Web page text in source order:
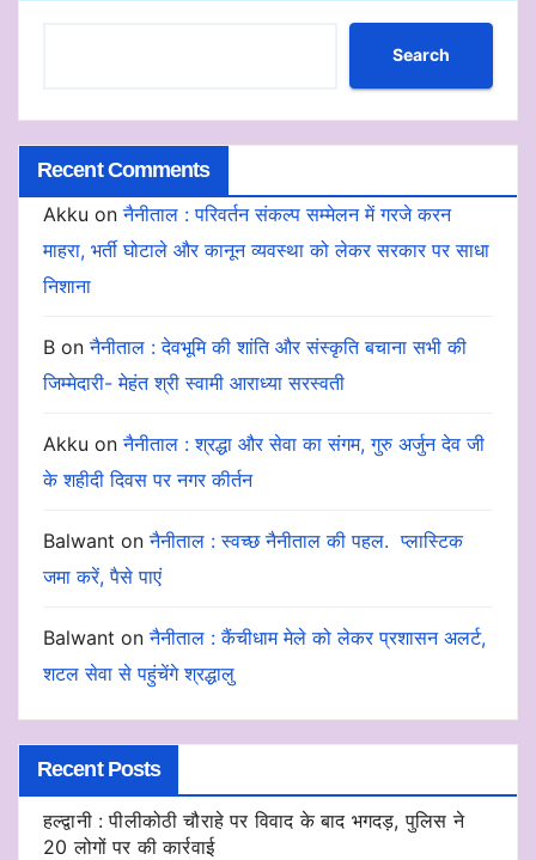
Search
Recent Comments
Akku onनैनीताल : परिवर्तन संकल्प सम्मेलन में गरजे करन
माहरा, भर्ती घोटाले और कानून व्यवस्था को लेकर सरकार पर साधा
निशाना
B onनैनीताल : देवभूमि की शांति और संस्कृति बचाना सभी की
जिम्मेदारी- मेहंत श्री स्वामी आराध्या सरस्वती
Akku onनैनीताल : श्रद्धा और सेवा का संगम, गुरु अर्जुन देव जी
के शहीदी दिवस पर नगर कीर्तन
Balwant onनैनीताल : स्वच्छ नैनीताल की पहल. प्लास्टिक
जमा करें, पैसे पाएं
Balwant onनैनीताल : कैंचीधाम मेले को लेकर प्रशासन अलर्ट,
शटल सेवा से पहुंचेंगे श्रद्धालु
Recent Posts
हल्द्वानी : पीलीकोठी चौराहे पर विवाद के बाद भगदड़, पुलिस ने
20 लोगों पर की कार्रवाई